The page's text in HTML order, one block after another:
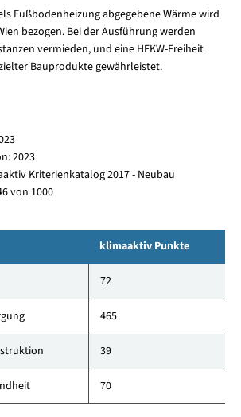
Fußbodenheizung abgegebene Wärme wird
bezogen. Bei der Ausführung werden
vermieden, und eine HFKW-Freiheit
Bauprodukte gewährleistet.
2023
Kriterienkatalog 2017 - Neubau
von 1000
klimaaktiv Punkte
72
465
39
70